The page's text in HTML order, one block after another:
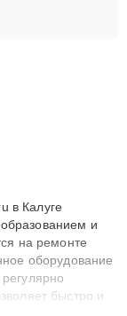
в Калуге
и
на ремонте
оборудование
быстро и